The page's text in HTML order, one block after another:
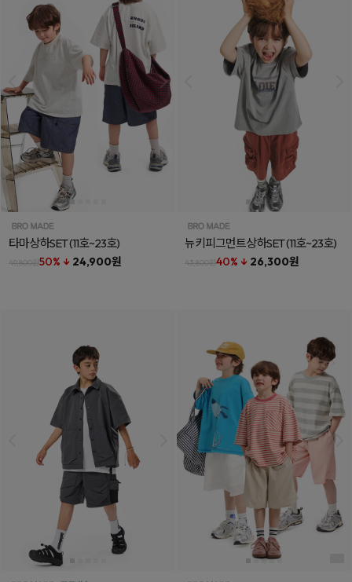
타마상하SET(11호~23호)
49,800원50% ↓ 24,900원
뉴키피그먼트상하SET(11호~23호)
43,800원40% ↓ 26,300원